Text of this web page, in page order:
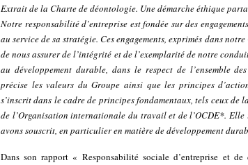
Extrait de la Charte de déontologie. Une démarche éthique
Notre responsabilité d’entreprise est fondée sur des
au service de sa stratégie. Ces engagements, exprimés dans
de nous assurer de l’intégrité et de l’exemplarité de notre
au développement durable, dans le respect de l’ensemble
précise les valeurs du Groupe ainsi que les principes
s’inscrit dans le cadre de principes fondamentaux, tels ceux de
de l’Organisation internationale du travail et de l’OCDE*. Elle
avons souscrit, en particulier en matière de développement
Dans son rapport « Responsabilité sociale d’entreprise et